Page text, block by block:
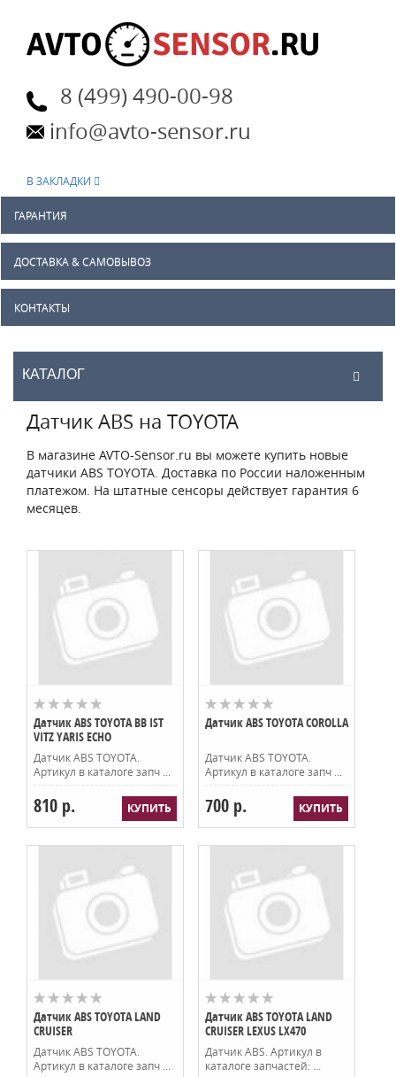
8 (499) 490-00-98
info@avto-sensor.ru
В ЗАКЛАДКИ
ГАРАНТИЯ
ДОСТАВКА & САМОВЫВОЗ
КОНТАКТЫ
КАТАЛОГ
Датчик ABS на TOYOTA
В магазине AVTO-Sensor.ru вы можете купить новые
датчики ABS TOYOTA. Доставка по России наложенным
платежом. На штатные сенсоры действует гарантия 6
месяцев.
Датчик ABS TOYOTA BB IST
VITZ YARIS ECHO
Датчик ABS TOYOTA.
Артикул в каталоге запч ...
810 р.
Датчик ABS TOYOTA COROLLA
Датчик ABS TOYOTA.
Артикул в каталоге запч ...
700 р.
Датчик ABS TOYOTA LAND
CRUISER
Датчик ABS TOYOTA.
Артикул в каталоге запч ...
Датчик ABS TOYOTA LAND
CRUISER LEXUS LX470
Датчик ABS. Артикул в
каталоге запчастей: ...